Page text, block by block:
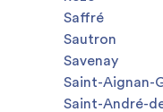
Saffré
Sautron
Savenay
Saint-Aignan-
Saint-André-